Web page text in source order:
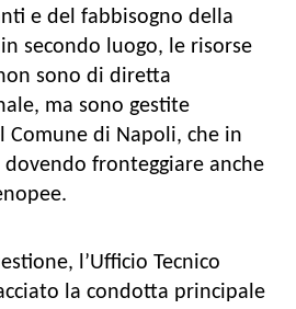
e del fabbisogno della
secondo luogo, le risorse
sono di diretta
ma sono gestite
Comune di Napoli, che in
fronteggiare anche
l’Ufficio Tecnico
la condotta principale